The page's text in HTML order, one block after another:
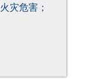
灾危害；